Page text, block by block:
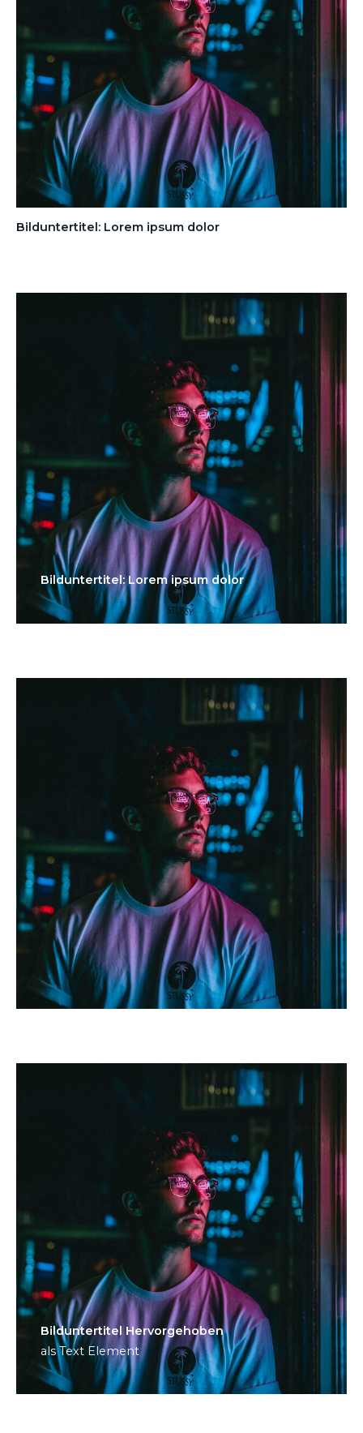
Bilduntertitel: Lorem ipsum dolor
Bilduntertitel: Lorem ipsum dolor
Bild­unter­titel Hervorgehoben
als Text Element